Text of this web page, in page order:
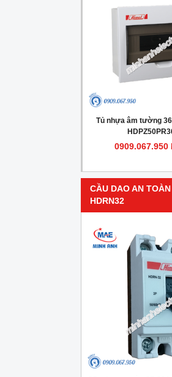
Tủ nhựa âm tường 36
0909.067.950
CẦU DAO AN
HDRN32